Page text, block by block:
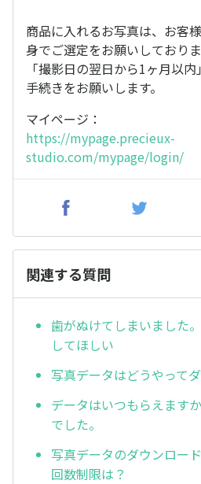
商品に入れるお写真は、お客
身でご選定をお願いしておりま
「撮影日の翌日から1ヶ月以
手続きをお願いします。
マイページ：
https://mypage.precieux-
studio.com/mypage/login/
関連する質問
歯がぬけてしまいました
してほしい
写真データはどうやって
データはいつもらえます
でした。
写真データのダウンロー
回数制限は？